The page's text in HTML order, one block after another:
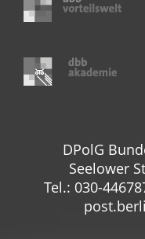
DPolG
Seelower
Tel.: 030-